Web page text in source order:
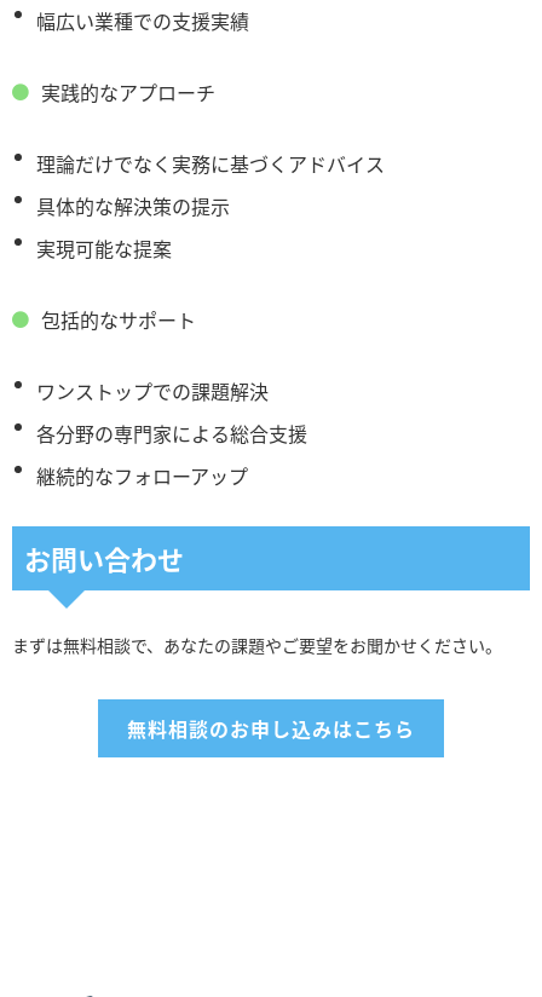
幅広い業種での支援実績
実践的なアプローチ
理論だけでなく実務に基づくアドバイス
具体的な解決策の提示
実現可能な提案
包括的なサポート
ワンストップでの課題解決
各分野の専門家による総合支援
継続的なフォローアップ
お問い合わせ
まずは無料相談で、あなたの課題やご要望をお聞かせください。
無料相談のお申し込みはこちら